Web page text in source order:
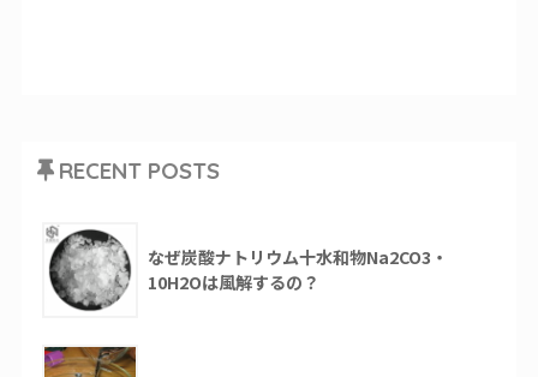
RECENT POSTS
なぜ炭酸ナトリウム十水和物Na2CO3・
10H2Oは風解するの？